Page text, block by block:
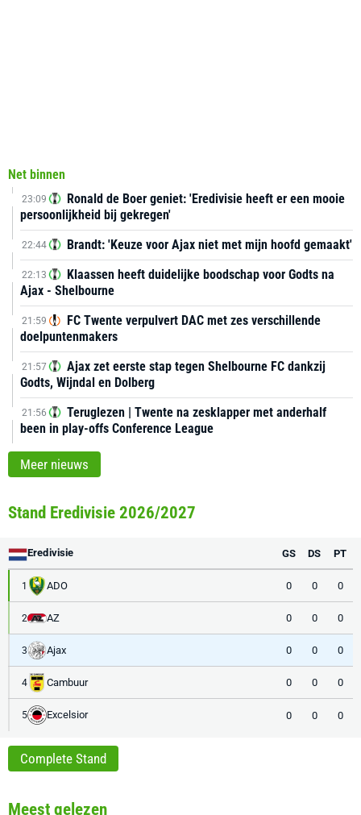
Net binnen
23:09
Ronald de Boer geniet: 'Eredivisie heeft er een mooie
persoonlijkheid bij gekregen'
22:44 Brandt: 'Keuze voor Ajax niet met mijn hoofd gemaakt'
22:13
Klaassen heeft duidelijke boodschap voor Godts na
Ajax - Shelbourne
21:59
FC Twente verpulvert DAC met zes verschillende
doelpuntenmakers
21:57
Ajax zet eerste stap tegen Shelbourne FC dankzij
Godts, Wijndal en Dolberg
21:56
Teruglezen | Twente na zesklapper met anderhalf
been in play-offs Conference League
Meer nieuws
Stand Eredivisie 2026/2027
Eredivisie GS DS PT
1 ADO 0 0 0
2 AZ 0 0 0
3 Ajax 0 0 0
4 Cambuur 0 0 0
5 Excelsior 0 0 0
Complete Stand
Meest gelezen